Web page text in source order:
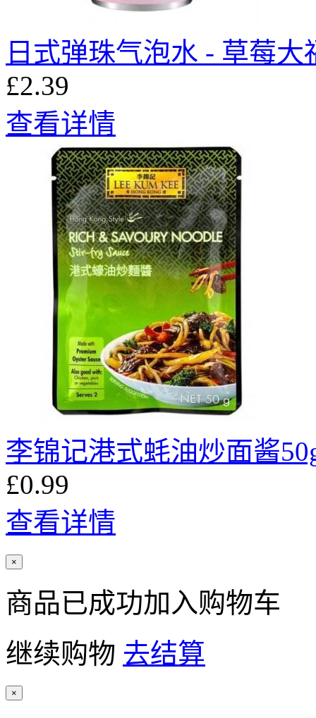
日式弹珠气泡水 - 草莓大
£2.39
查看详情
李锦记港式蚝油炒面酱
£0.99
查看详情
×
商品已成功加入购物车
继续购物 去结算
×